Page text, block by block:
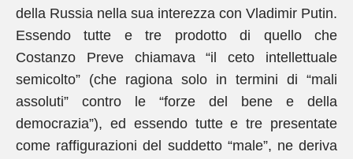
della Russia nella sua interezza con Vladimir Putin.
Essendo tutte e tre prodotto di quello che
Costanzo Preve chiamava “il ceto intellettuale
semicolto” (che ragiona solo in termini di “mali
assoluti” contro le “forze del bene e della
democrazia”), ed essendo tutte e tre presentate
come raffigurazioni del suddetto “male”, ne deriva